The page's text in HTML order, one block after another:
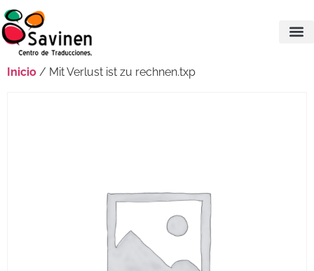
Inicio / Mit Verlust ist zu rechnen.txp